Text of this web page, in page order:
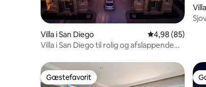
Villa i San Diego 4,98 ud af 5 i
4,98 (85)
Villa i San Diego til rolig og afslappende
Gæstefavorit
Gæstefavorit